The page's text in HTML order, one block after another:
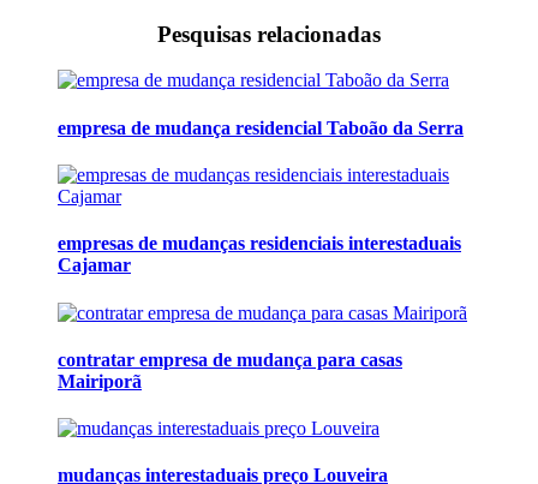
Pesquisas relacionadas
empresa de mudança residencial Taboão da Serra
empresas de mudanças residenciais interestaduais
Cajamar
contratar empresa de mudança para casas
Mairiporã
mudanças interestaduais preço Louveira